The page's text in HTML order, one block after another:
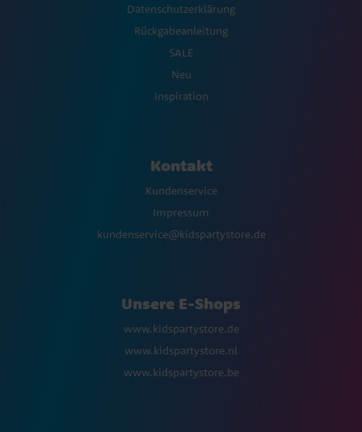
Datenschutzerklärung
Rückgabeanleitung
SALE
Neu
Inspiration
Kontakt
Kundenservice
Impressum
kundenservice@kidspartystore.de
Unsere E-Shops
www.kidspartystore.de
www.kidspartystore.nl
www.kidspartystore.be